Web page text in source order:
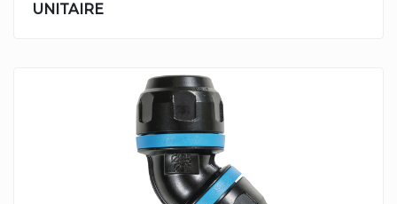
UNITAIRE